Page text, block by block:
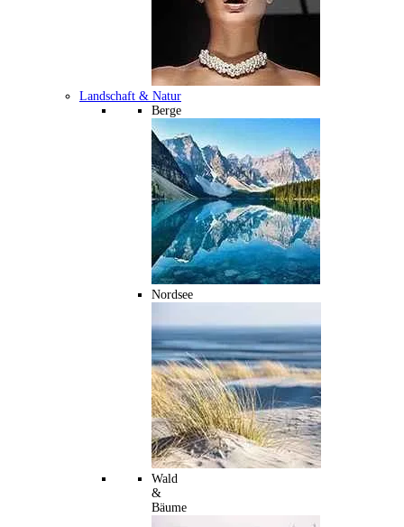
Landschaft & Natur
Berge
Nordsee
Wald
&
Bäume